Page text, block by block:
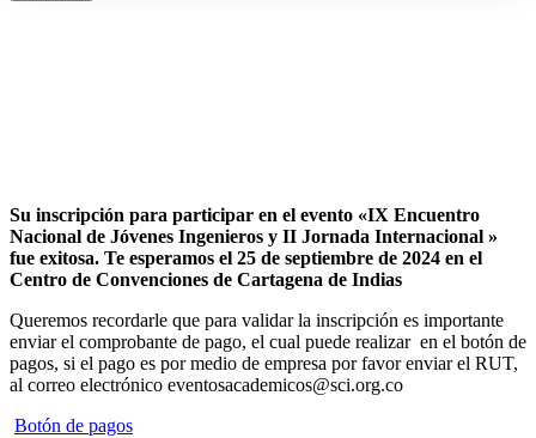
Su inscripción para participar en el evento «IX Encuentro
Nacional de Jóvenes Ingenieros y II Jornada Internacional »
fue exitosa. Te esperamos el 25 de septiembre de 2024 en el
Centro de Convenciones de Cartagena de Indias
Queremos recordarle que para validar la inscripción es importante
enviar el comprobante de pago, el cual puede realizar en el botón de
pagos, si el pago es por medio de empresa por favor enviar el RUT,
al correo electrónico eventosacademicos@sci.org.co
Botón de pagos